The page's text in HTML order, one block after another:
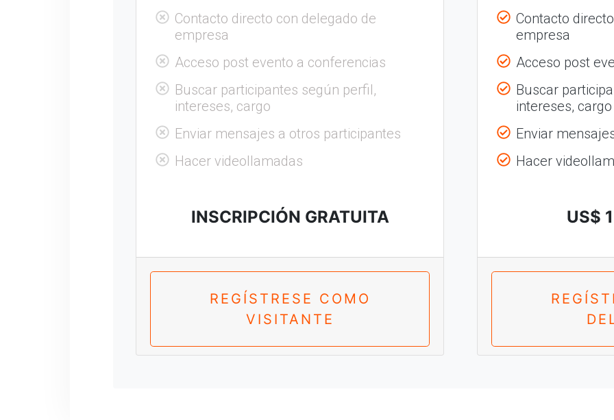
Contacto directo con delegado de
empresa
Acceso post evento a conferencias
Buscar participantes según perfil,
intereses, cargo
Enviar mensajes a otros participantes
Hacer videollamadas
INSCRIPCIÓN GRATUITA
REGÍSTRESE COMO
VISITANTE
Contacto
empresa
Acceso post
Buscar
intereses, cargo
Enviar
Hacer
US$